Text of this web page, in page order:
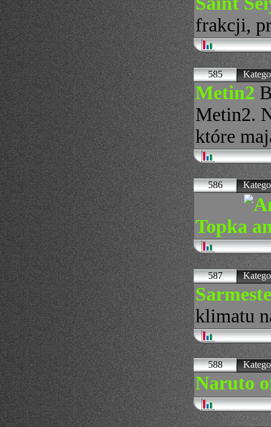
frakcji,
585
Metin2
Metin2.
które
586
Topka
587
klimatu
588
Naruto